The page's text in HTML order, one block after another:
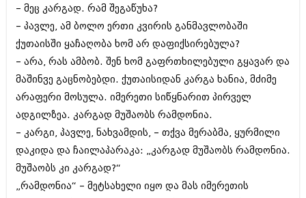
– მეც კარგად. რამ შეგაწუხა?
– პავლე, ამ ბოლო ერთი კვირის განმავლობაში
ქუთაისში ყაჩაღობა ხომ არ დაფიქსირებულა?
– არა, რას ამბობ. შენ ხომ გაფრთხილებული გყავარ და
მაშინვე გაცნობებდი. ქუთაისიდან კარგა ხანია, მძიმე
არაფერი მოსულა. იმერეთი სიწყნარით პირველ
ადგილზეა. კარგად მუშაობს რამდონია.
– კარგი, პავლე, ნახვამდის, – თქვა მერაბმა, ყურმილი
დაკიდა და ჩაილაპარაკა: „კარგად მუშაობს რამდონია.
მუშაობს კი კარგად?“
„რამდონია“ – მეტსახელი იყო და მას იმერეთის